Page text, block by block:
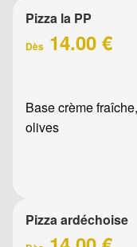
Pizza la PP
Dès 14.00 €
Base crème
olives
Pizza ardéchoise